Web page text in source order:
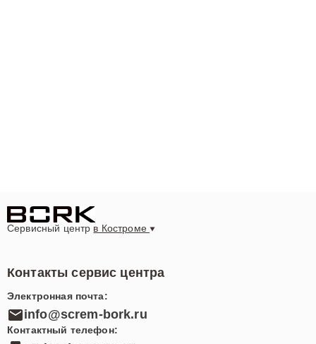
Сервисный центр в Костроме
Контакты сервис центра
Электронная почта:
info@screm-bork.ru
Контактный телефон: